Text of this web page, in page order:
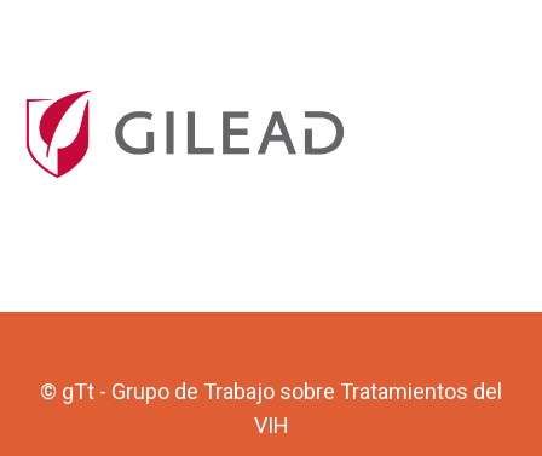
© gTt - Grupo de Trabajo sobre Tratamientos del
VIH